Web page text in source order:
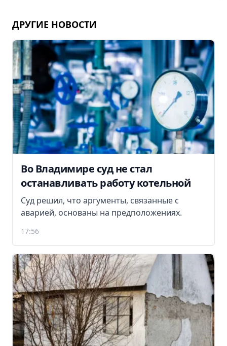
ДРУГИЕ НОВОСТИ
Во Владимире суд не стал
останавливать работу котельной
Суд решил, что аргументы, связанные с
аварией, основаны на предположениях.
17:56